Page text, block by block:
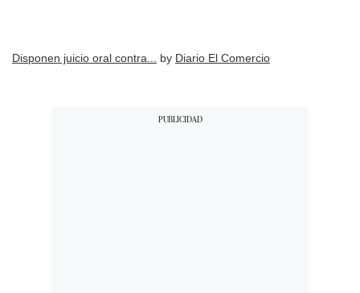
Disponen juicio oral contra... by Diario El Comercio